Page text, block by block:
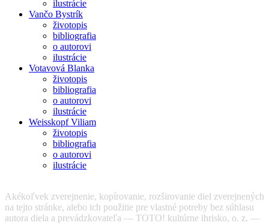
ilustrácie
Vančo Bystrík
životopis
bibliografia
o autorovi
ilustrácie
Votavová Blanka
životopis
bibliografia
o autorovi
ilustrácie
Weisskopf Viliam
životopis
bibliografia
o autorovi
ilustrácie
Akékoľvek zverejnenie, kopírovanie, rozširovanie diel zverejnených
na tejto stránke, alebo ich použitie pre vlastné potreby bez súhlasu
autora diela a prevádzkovateľa — TOTO! kultúrne ihrisko, o. z. —